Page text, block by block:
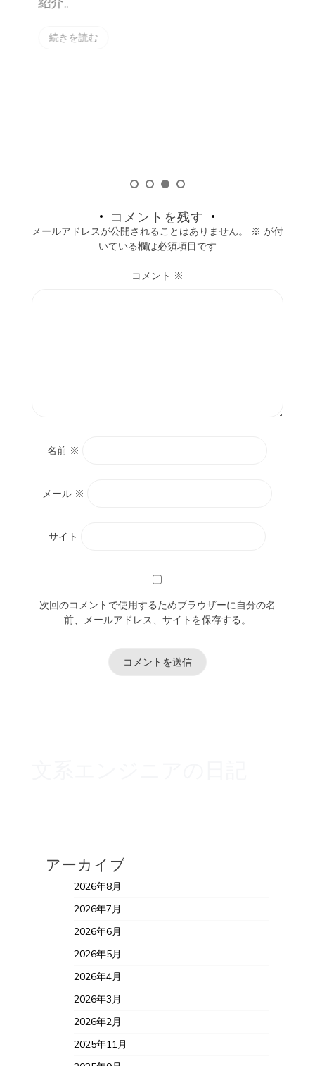
続きを読む
コメントを残す
メールアドレスが公開されることはありません。 ※ が付
いている欄は必須項目です
コメント ※
名前 ※
メール ※
サイト
次回のコメントで使用するためブラウザーに自分の名
前、メールアドレス、サイトを保存する。
アーカイブ
2026年8月
2026年7月
2026年6月
2026年5月
2026年4月
2026年3月
2026年2月
2025年11月